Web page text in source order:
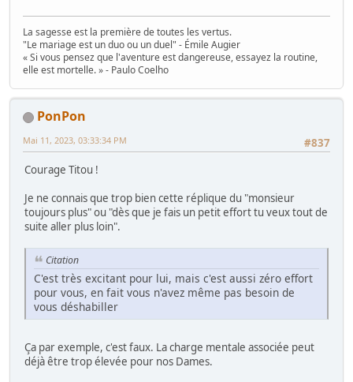
La sagesse est la première de toutes les vertus.
"Le mariage est un duo ou un duel" - Émile Augier
« Si vous pensez que l'aventure est dangereuse, essayez la routine,
elle est mortelle. » - Paulo Coelho
PonPon
#837
Mai 11, 2023, 03:33:34 PM
Courage Titou !
Je ne connais que trop bien cette réplique du "monsieur
toujours plus" ou "dès que je fais un petit effort tu veux tout de
suite aller plus loin".
Citation
C'est très excitant pour lui, mais c'est aussi zéro effort
pour vous, en fait vous n'avez même pas besoin de
vous déshabiller
Ça par exemple, c'est faux. La charge mentale associée peut
déjà être trop élevée pour nos Dames.